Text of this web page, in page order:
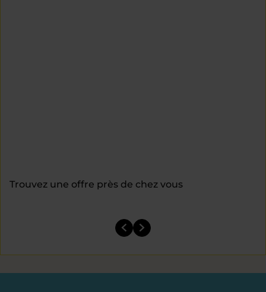
Trouvez une offre près de chez vous